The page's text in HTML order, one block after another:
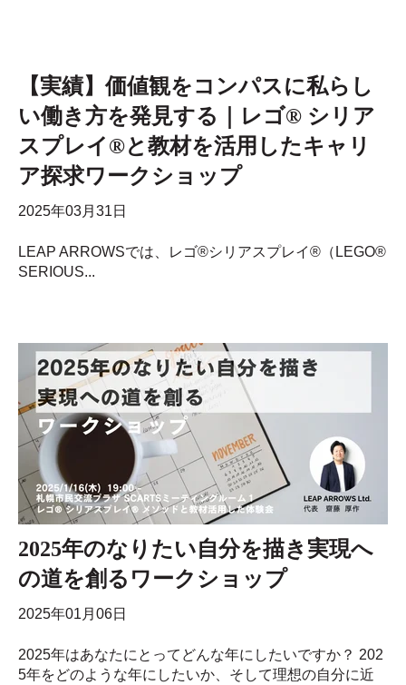
【実績】価値観をコンパスに私らし
い働き方を発見する｜レゴ® シリア
スプレイ®と教材を活用したキャリ
ア探求ワークショップ
2025年03月31日
LEAP ARROWSでは、レゴ®シリアスプレイ®（LEGO®
SERIOUS...
2025年のなりたい自分を描き実現へ
の道を創るワークショップ
2025年01月06日
2025年はあなたにとってどんな年にしたいですか？ 202
5年をどのような年にしたいか、そして理想の自分に近